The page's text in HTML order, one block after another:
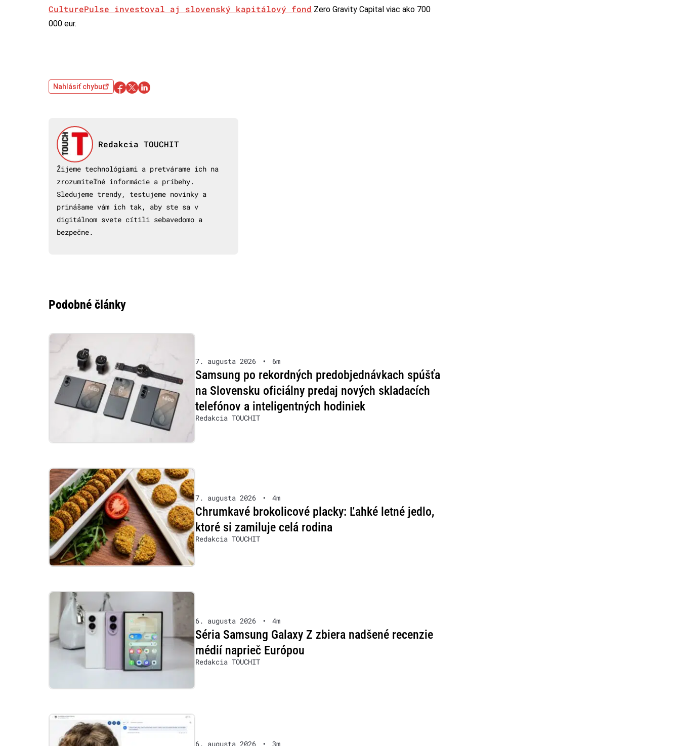
CulturePulse investoval aj slovenský kapitálový fond Zero Gravity Capital viac ako 700
000 eur.
Nahlásiť chybu
Redakcia TOUCHIT
Žijeme technológiami a pretvárame ich na
zrozumiteľné informácie a príbehy.
Sledujeme trendy, testujeme novinky a
prinášame vám ich tak, aby ste sa v
digitálnom svete cítili sebavedomo a
bezpečne.
Podobné články
7. augusta 2026 • 6m
Samsung po rekordných predobjednávkach spúšťa
na Slovensku oficiálny predaj nových skladacích
telefónov a inteligentných hodiniek
Redakcia TOUCHIT
7. augusta 2026 • 4m
Chrumkavé brokolicové placky: Ľahké letné jedlo,
ktoré si zamiluje celá rodina
Redakcia TOUCHIT
6. augusta 2026 • 4m
Séria Samsung Galaxy Z zbiera nadšené recenzie
médií naprieč Európou
Redakcia TOUCHIT
6. augusta 2026 • 3m